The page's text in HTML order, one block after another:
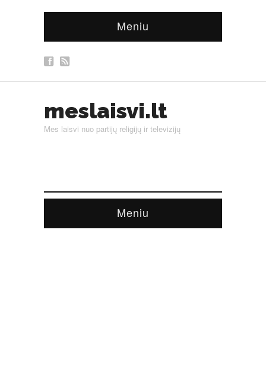
Meniu
meslaisvi.lt
Mes laisvi nuo partijų religijų ir televizijų
Meniu